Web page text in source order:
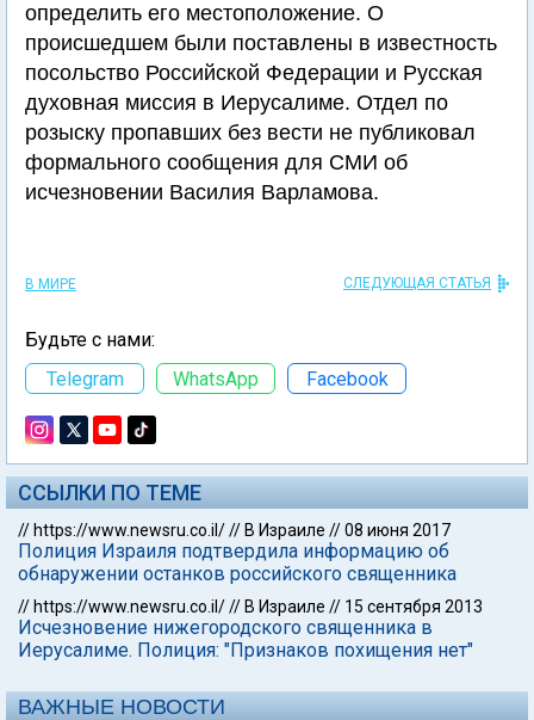
определить его местоположение. О
происшедшем были поставлены в известность
посольство Российской Федерации и Русская
духовная миссия в Иерусалиме. Отдел по
розыску пропавших без вести не публиковал
формального сообщения для СМИ об
исчезновении Василия Варламова.
В МИРЕ СЛЕДУЮЩАЯ СТАТЬЯ
Будьте с нами:
Telegram
WhatsApp Facebook
ССЫЛКИ ПО ТЕМЕ
// https://www.newsru.co.il/// В Израиле //08 июня 2017
Полиция Израиля подтвердила информацию об
обнаружении останков российского священника
// https://www.newsru.co.il/// В Израиле // 15 сентября 2013
Исчезновение нижегородского священника в
Иерусалиме. Полиция: "Признаков похищения нет"
ВАЖНЫЕ НОВОСТИ